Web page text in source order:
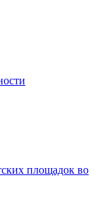
площадок во